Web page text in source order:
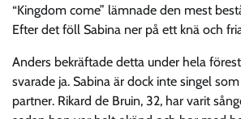
“Kingdom come” lämnade den mest
Efter det föll Sabina ner på ett knä och
Anders bekräftade detta under hela
svarade ja. Sabina är dock inte singel
partner. Rikard de Bruin, 32, har varit